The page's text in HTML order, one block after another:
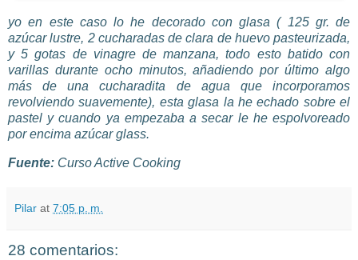
yo en este caso lo he decorado con glasa ( 125 gr. de
azúcar lustre, 2 cucharadas de clara de huevo pasteurizada,
y 5 gotas de vinagre de manzana, todo esto batido con
varillas durante ocho minutos, añadiendo por último algo
más de una cucharadita de agua que incorporamos
revolviendo suavemente), estaglasa la he echado sobre el
pastel y cuando ya empezaba a secar le he espolvoreado
por encima azúcarglass.
Fuente: Curso Active Cooking
Pilar at 7:05 p. m.
28 comentarios: